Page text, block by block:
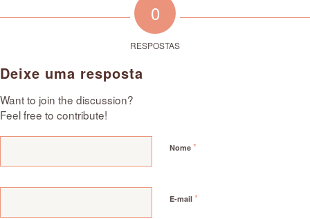
0
RESPOSTAS
Deixe uma resposta
Want to join the discussion?
Feel free to contribute!
Nome *
E-mail *